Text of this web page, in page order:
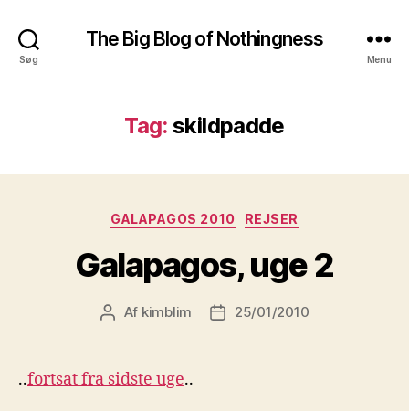
Søg
The Big Blog of Nothingness
Menu
Tag: skildpadde
Kategorier
GALAPAGOS 2010 REJSER
Galapagos, uge 2
Indlægsforfatter
Af kimblim Indlægsdato
25/01/2010
..fortsat fra sidste uge..